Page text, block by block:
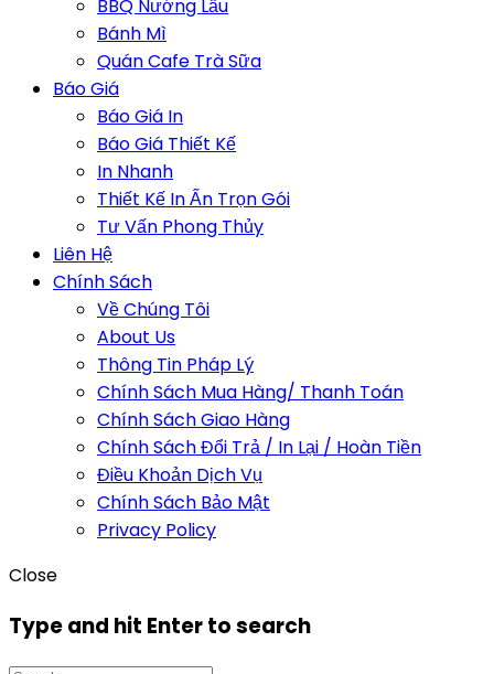
BBQ Nướng Lẩu
Bánh Mì
Quán Cafe Trà Sữa
Báo Giá
Báo Giá In
Báo Giá Thiết Kế
In Nhanh
Thiết Kế In Ấn Trọn Gói
Tư Vấn Phong Thủy
Liên Hệ
Chính Sách
Về Chúng Tôi
About Us
Thông Tin Pháp Lý
Chính Sách Mua Hàng/ Thanh Toán
Chính Sách Giao Hàng
Chính Sách Đổi Trả / In Lại / Hoàn Tiền
Điều Khoản Dịch Vụ
Chính Sách Bảo Mật
Privacy Policy
Close
Type and hit Enter to search